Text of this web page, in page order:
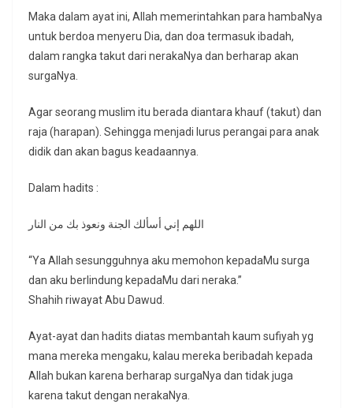
Maka dalam ayat ini, Allah memerintahkan para hambaNya
untuk berdoa menyeru Dia, dan doa termasuk ibadah,
dalam rangka takut dari nerakaNya dan berharap akan
surgaNya.
Agar seorang muslim itu berada diantara khauf (takut) dan
raja (harapan). Sehingga menjadi lurus perangai para anak
didik dan akan bagus keadaannya.
Dalam hadits :
اللهم إني أسألك الجنة ونعوذ بك من النار
“Ya Allah sesungguhnya aku memohon kepadaMu surga
dan aku berlindung kepadaMu dari neraka.”
Shahih riwayat Abu Dawud.
Ayat-ayat dan hadits diatas membantah kaum sufiyah yg
mana mereka mengaku, kalau mereka beribadah kepada
Allah bukan karena berharap surgaNya dan tidak juga
karena takut dengan nerakaNya.